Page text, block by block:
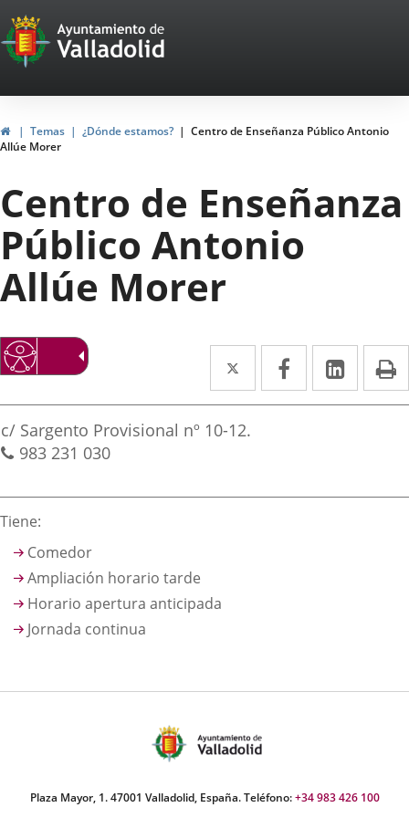
Portal
Web
del
Ayuntamiento
de
Valladolid
InicioTemas ¿Dónde estamos?
Centro de Enseñanza Público Antonio
Allúe Morer
Centro de Enseñanza
Público Antonio
Allúe Morer
Twitter
Enlace
a
una
Facebook
Enlace
a
Enlace
a
Adresse
postale
c/ Sargento Provisional nº 10-12.
Téléphones
983 231 030
Descripción
Tiene:
Comedor
Ampliación horario tarde
Horario apertura anticipada
Jornada continua
Plaza Mayor, 1. 47001 Valladolid, España. Teléfono:+34 983 426 100